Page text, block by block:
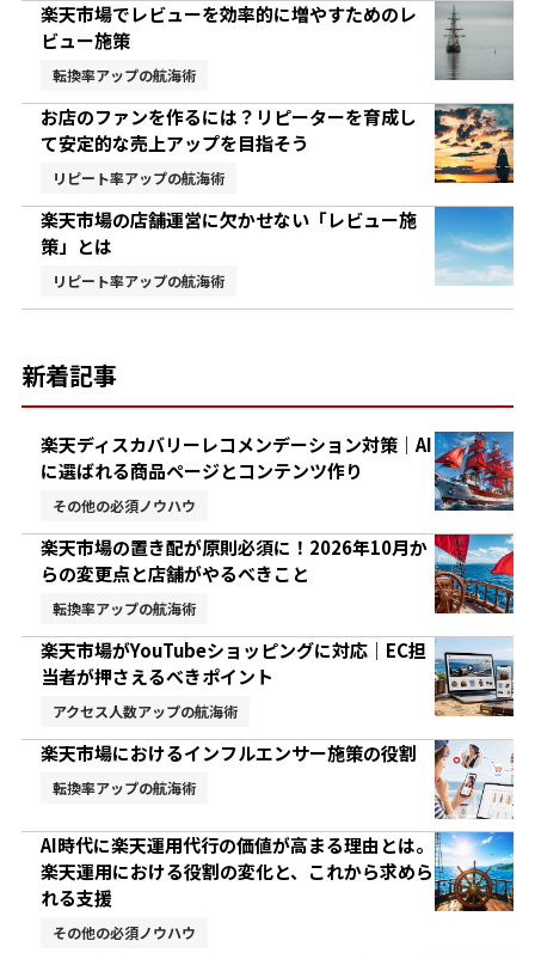
楽天市場でレビューを効率的に増やすためのレ
ビュー施策
転換率アップの航海術
お店のファンを作るには？リピーターを育成し
て安定的な売上アップを目指そう
リピート率アップの航海術
楽天市場の店舗運営に欠かせない「レビュー施
策」とは
リピート率アップの航海術
新着記事
楽天ディスカバリーレコメンデーション対策｜AI
に選ばれる商品ページとコンテンツ作り
その他の必須ノウハウ
楽天市場の置き配が原則必須に！2026年10月か
らの変更点と店舗がやるべきこと
転換率アップの航海術
楽天市場がYouTubeショッピングに対応｜EC担
当者が押さえるべきポイント
アクセス人数アップの航海術
楽天市場におけるインフルエンサー施策の役割
転換率アップの航海術
AI時代に楽天運用代行の価値が高まる理由とは。
楽天運用における役割の変化と、これから求めら
れる支援
その他の必須ノウハウ